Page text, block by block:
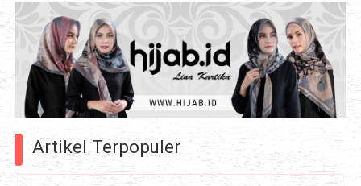
Artikel Terpopuler